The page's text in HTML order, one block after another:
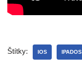
Štítky: IOS IPADOS